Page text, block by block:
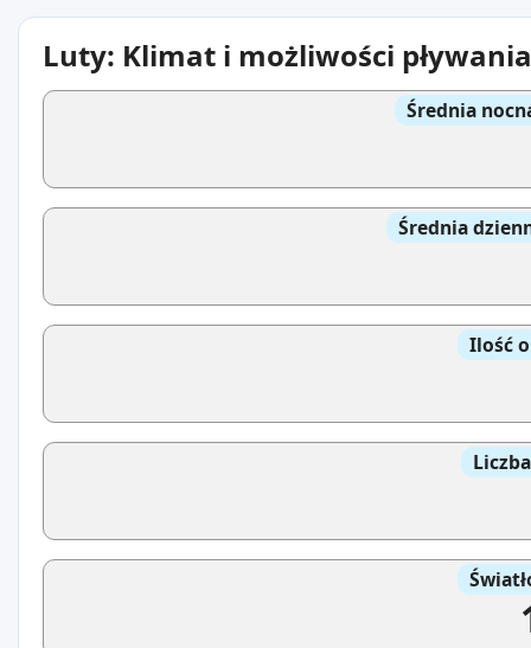
Luty: Klimat i możliwości pływania
Średnia
Średnia
Ilość